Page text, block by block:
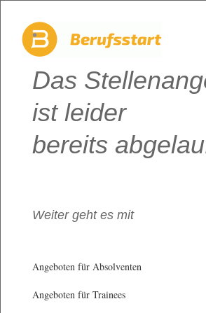
Das
ist leider
bereits
Weiter geht es mit
Angeboten für Absolventen
Angeboten für Trainees